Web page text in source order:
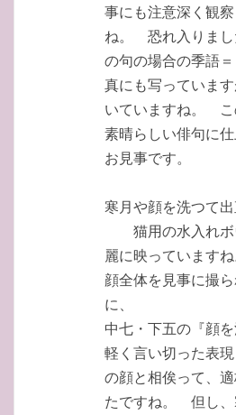
事にも注意深く観
ね。 恐れ入りま
の句の場合の季語
真にも写っていま
いていますね。 こ
素晴らしい俳句に
お見事です。
寒月や顔を洗つて
猫用の水入れボ
麗に映っています
顔全体を見事に撮
に、
中七・下五の『顔
軽く言い切った表
の顔と相俟って、
たですね。 但し、